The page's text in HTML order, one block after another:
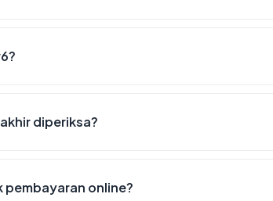
diperiksa?
pembayaran online?